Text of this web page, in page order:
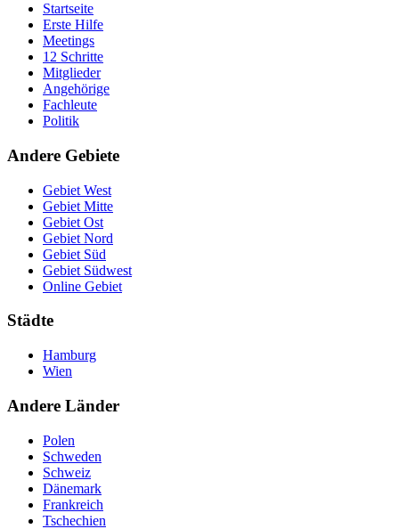
Startseite
Erste Hilfe
Meetings
12 Schritte
Mitglieder
Angehörige
Fachleute
Politik
Andere Gebiete
Gebiet West
Gebiet Mitte
Gebiet Ost
Gebiet Nord
Gebiet Süd
Gebiet Südwest
Online Gebiet
Städte
Hamburg
Wien
Andere Länder
Polen
Schweden
Schweiz
Dänemark
Frankreich
Tschechien